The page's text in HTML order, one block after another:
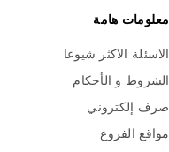
معلومات هامة
الاسئلة الاكثر شيوعا
الشروط و الأحكام
صرف إلكتروني
مواقع الفروع